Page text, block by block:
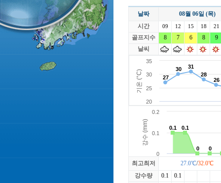
더크로스비
더헤븐
라싸
락가든
로제비앙
루트52
마에스트로
마이다스
베뉴지
베르힐영종
블랙스톤GC이천
빅토리아
날짜
08월 06일 (목)
시간
09 12 15 18 21
골프지수 8 7 6 8
9
날씨
최고최저 27.0℃/32.0℃
강수량
0.1
0.1